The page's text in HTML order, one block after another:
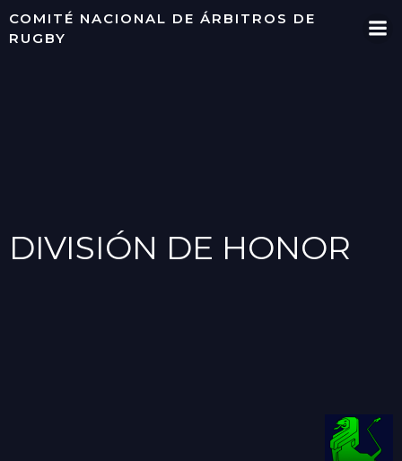
Saltar
COMITÉ NACIONAL DE ÁRBITROS DE
RUGBY
DIVISIÓN DE HONOR